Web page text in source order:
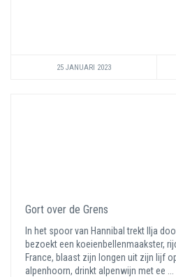
25 JANUARI 2023
Gort over de Grens
In het spoor van Hannibal trekt Ilja
bezoekt een koeienbellenmaakster,
France, blaast zijn longen uit zijn lijf
alpenhoorn, drinkt alpenwijn met ee ...